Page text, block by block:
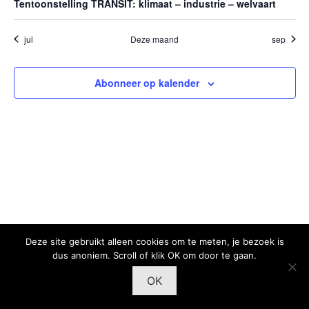
Tentoonstelling TRANSIT: klimaat – industrie – welvaart
jul Deze maand sep
Abonneer op kalender
Deze site gebruikt alleen cookies om te meten, je bezoek is
dus anoniem. Scroll of klik OK om door te gaan.
OK